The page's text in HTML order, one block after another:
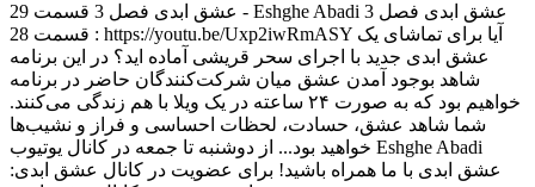
عشق ابدی فصل 3 قسمت 29 - Eshghe Abadi عشق ابدی فصل 3
قسمت 28 : https://youtu.be/Uxp2iwRmASY آیا برای تماشای یک
عشق ابدی جدید با اجرای سحر قریشی آماده اید؟ در این برنامه
شاهد بوجود آمدن عشق میان شرکت‌کنندگان حاضر در برنامه
خواهیم بود که به صورت ۲۴ ساعته در یک ویلا با هم زندگی می‌کنند.
شما شاهد عشق، حسادت، لحظات احساسی و فراز و نشیب‌ها
خواهید بود... از دوشنبه تا جمعه در کانال یوتیوب Eshghe Abadi
عشق ابدی با ما همراه باشید! برای عضویت در کانال عشق ابدی: